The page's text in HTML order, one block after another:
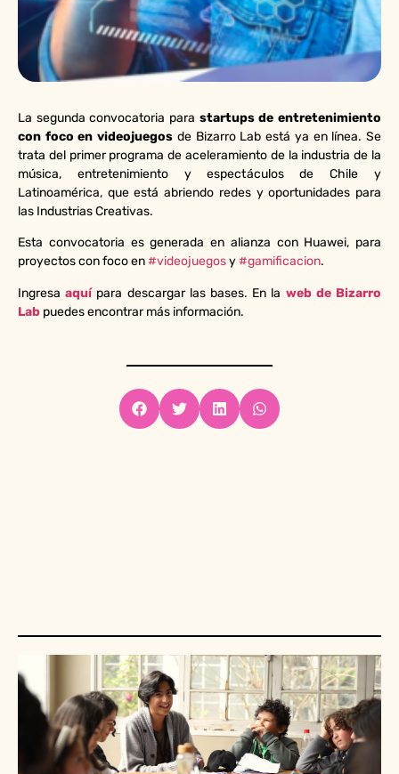
La segunda convocatoria para startups de entretenimiento
con foco en videojuegos de Bizarro Lab está ya en línea. Se
trata del primer programa de aceleramiento de la industria de la
música, entretenimiento y espectáculos de Chile y
Latinoamérica, que está abriendo redes y oportunidades para
las Industrias Creativas.
Esta convocatoria es generada en alianza con Huawei, para
proyectos con foco en#videojuegosy#gamificacion.
Ingresaaquípara descargar las bases. En la web de Bizarro
Lab puedes encontrar más información.